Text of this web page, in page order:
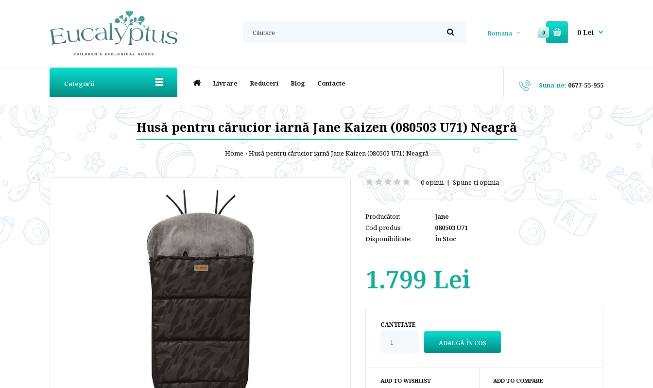
Romana 0 0 Lei
Categorii Livrare Reduceri Blog Contacte Suna-ne: 0677-55-955
Husă pentru cărucior iarnă Jane Kaizen (080503 U71) Neagră
Home Husă pentru cărucior iarnă Jane Kaizen (080503 U71) Neagră
0 opinii|Spune-ţi opinia
Producător:
Jane
Cod produs:
080503 U71
Disponibilitate:
În Stoc
1.799 Lei
CANTITATE
ADD TO WISHLIST ADD TO COMPARE